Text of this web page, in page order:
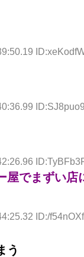
屋でまずい店
ID:/
う